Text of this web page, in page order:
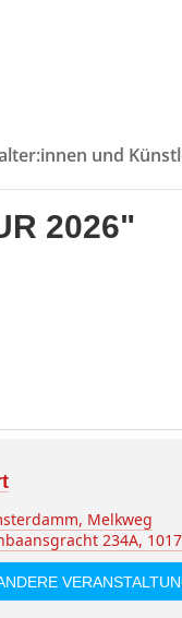
und
2026"
Melkweg
234A,